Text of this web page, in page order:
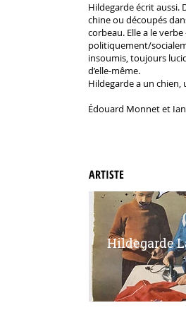
Hildegarde écrit aussi.
chine ou découpés
corbeau. Elle a le
politiquement/
insoumis, toujours
d’elle-même.
Hildegarde a un chien,
Édouard Monnet et
ARTISTE
Hildegarde